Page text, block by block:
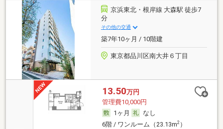
京浜東北・根岸線 大森駅 徒歩7
分
その他の交通
築7年10ヶ月 / 10階建
東京都品川区南大井６丁目
13.50万円
管理費10,000円
1ヶ月
なし
6階 / ワンルーム（23.13m2）